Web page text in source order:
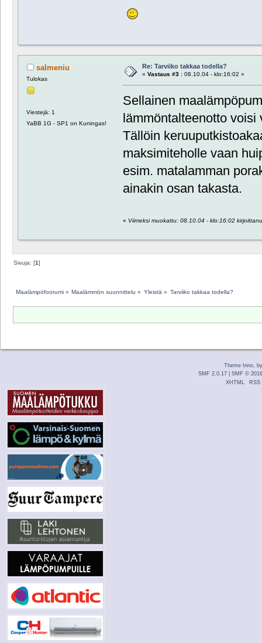
salmeniu
Tulokas
Viestejä: 1
YaBB 1G - SP1 on Kuningas!
Re: Tarviiko takkaa todella?
« Vastaus #3 :08.10.04 - klo:16:02 »
Sellainen
lämmöntalteenotto
Tällöin
maksimiteholle vaan
esim. matalamman
ainakin osan takasta.
« Viimeksi muokattu: 08.10.04 - klo:16:02
Sivuja: [1]
Maalämpöfoorumi» Maalämmön suunnittelu » Yleistä » Tarviiko takkaa todella?
Theme Inno,
SMF 2.0.17
SMF © 2016
XHTML
RSS